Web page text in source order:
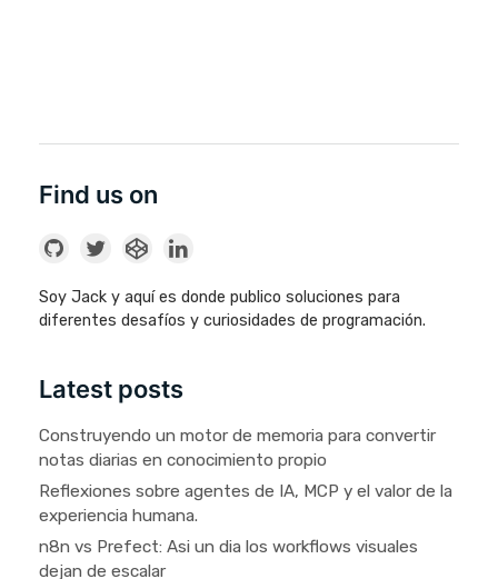
Find us on
Soy Jack y aquí es donde publico soluciones para
diferentes desafíos y curiosidades de programación.
Latest posts
Construyendo un motor de memoria para convertir
notas diarias en conocimiento propio
Reflexiones sobre agentes de IA, MCP y el valor de la
experiencia humana.
n8n vs Prefect: Asi un dia los workflows visuales
dejan de escalar